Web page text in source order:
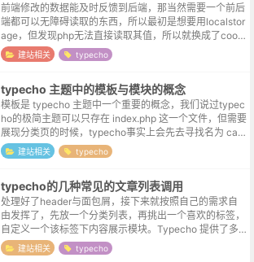
前端修改的数据能及时反馈到后端，那当然需要一个前后
端都可以无障碍读取的东西，所以最初是想要用localstor
age，但发现php无法直接读取其值，所以就换成了cooki
e。前端通过js来设置参数值：document.cookie='...
建站相关 typecho
typecho 主题中的模板与模块的概念
模板是 typecho 主题中一个重要的概念，我们说过typec
ho的极简主题可以只存在 index.php 这一个文件，但需要
展现分类页的时候，typecho事实上会先去寻找名为 cate
gory.php 的分类页模板，文章页当然也...
建站相关 typecho
typecho的几种常见的文章列表调用
处理好了header与面包屑，接下来就按照自己的需求自
由发挥了，先放一个分类列表，再挑出一个喜欢的标签，
自定义一个该标签下内容展示模块。Typecho 提供了多
种文章循环方式，以下是常用的几种方法：标准文章循环
<?php whi...
建站相关 typecho